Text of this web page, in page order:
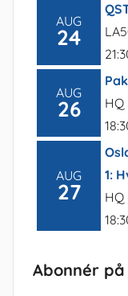
AUG
24
AUG
26
HQ
AUG
27
1:
Abonnér